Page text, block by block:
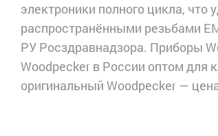
электроники полного цикла,
распространёнными резьбами
РУ Росздравнадзора. Приборы
Woodpecker в России оптом для
оригинальный Woodpecker —